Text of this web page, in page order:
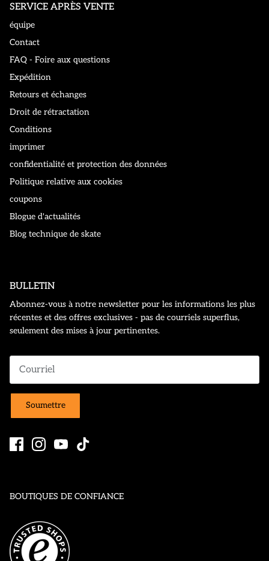
SERVICE APRÈS VENTE
équipe
Contact
FAQ - Foire aux questions
Expédition
Retours et échanges
Droit de rétractation
Conditions
imprimer
confidentialité et protection des données
Politique relative aux cookies
coupons
Blogue d'actualités
Blog technique de skate
BULLETIN
Abonnez-vous à notre newsletter pour les informations les plus
récentes et des offres exclusives - pas de courriels superflus,
seulement des mises à jour pertinentes.
Soumettre
BOUTIQUES DE CONFIANCE